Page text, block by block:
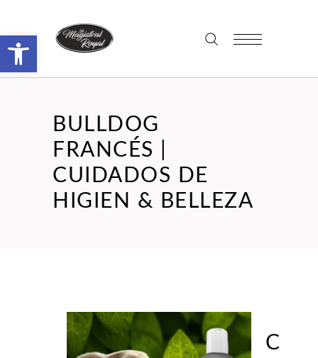
Abrir barra de herramientas
BULLDOG
FRANCÉS |
CUIDADOS DE
HIGIEN & BELLEZA
C